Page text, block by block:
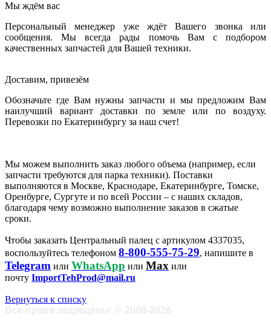
Мы ждём вас
Персональный менеджер уже ждёт Вашего звонка или
сообщения. Мы всегда рады помочь Вам с подбором
качественных запчастей для Вашей техники.
Доставим, привезём
Обозначьте где Вам нужны запчасти и мы предложим Вам
наилучший вариант доставки по земле или по воздуху.
Перевозки по Екатеринбургу за наш счет!
Мы можем выполнить заказ любого объема (например, если
запчасти требуются для парка техники). Поставки
выполняются в Москве, Краснодаре, Екатеринбурге, Томске,
Оренбурге, Сургуте и по всей России – с наших складов,
благодаря чему возможно выполнение заказов в сжатые
сроки.
Чтобы заказать Центральный палец с артикулом 4337035,
воспользуйтесь телефоном 8-800-555-75-29, напишите в
Telegram или WhatsApp или Max или
почту ImportTehProd@mail.ru
Вернуться к списку